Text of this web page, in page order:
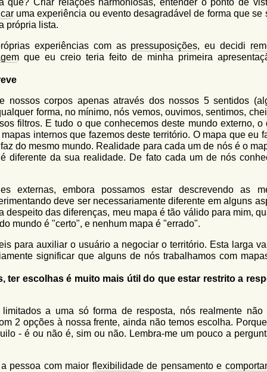
que? Criar relações harmoniosas, entender o ponto de
uma experiência ou evento desagradável de forma que se
própria lista.
experiências com as pressuposições, eu decidi
que eu creio teria feito de minha primeira
corpos apenas através dos nossos 5 sentidos
forma, no mínimo, nós vemos, ouvimos, sentimos,
filtros. E tudo o que conhecemos deste mundo externo, o
internos que fazemos deste território. O mapa que eu
do mesmo mundo. Realidade para cada um de nós é o
diferente da sua realidade. De fato cada um de nós
externas, embora possamos estar descrevendo as
deve ser necessariamente diferente em alguns
das diferenças, meu mapa é tão válido para mim,
mundo é "certo", e nenhum mapa é "errado".
para auxiliar o usuário a negociar o território. Esta larga
significar que alguns de nós trabalhamos com
ter escolhas é muito mais útil do que estar restrito a
a uma só forma de resposta, nós realmente não
2 opções à nossa frente, ainda não temos escolha.
- é ou não é, sim ou não. Lembra-me um pouco a
pessoa com maior flexibilidadede pensamento e